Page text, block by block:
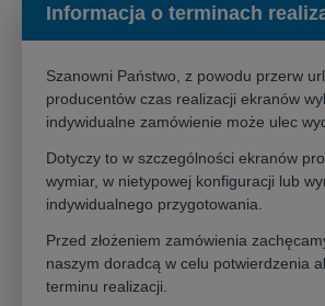
prezentacji i szkoleń biznesowych
szkoleniach i eventach
Avtek Fold 610 (16:10)toprzenośny ekran
gdzie potrzeba dużego i mobilnego ekranu.
szczególnie polecany dla profesjonalistów,
dopasowany do projektorów o natywnej
(1920x1200). Format 16:10, dzięki swojej
doskonale sprawdza się przy wyświetlaniu
i slajdów, zapewniając efektywne
Informacja o terminach
Szanowni Państwo, z powodu przerw
producentów czas realizacji ekranów
indywidualne zamówienie może ulec
Dotyczy to w szczególności ekranów
wymiar, w nietypowej konfiguracji lub
indywidualnego przygotowania.
Przed złożeniem zamówienia
naszym doradcą w celu potwierdzenia
terminu realizacji.